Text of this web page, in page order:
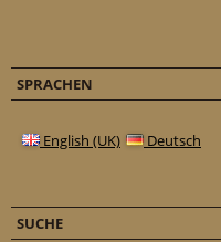
SPRACHEN
English (UK) Deutsch
SUCHE